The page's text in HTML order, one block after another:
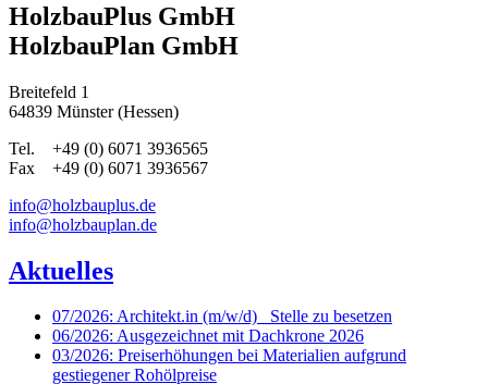
HolzbauPlus GmbH
HolzbauPlan GmbH
Breitefeld 1
64839 Münster (Hessen)
Tel. +49 (0) 6071 3936565
Fax +49 (0) 6071 3936567
info@holzbauplus.de
info@holzbauplan.de
Aktuelles
07/2026: Architekt.in (m/w/d)_ Stelle zu besetzen
06/2026: Ausgezeichnet mit Dachkrone 2026
03/2026: Preiserhöhungen bei Materialien aufgrund
gestiegener Rohölpreise